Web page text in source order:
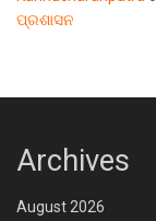
ପ୍ରଶାସନ
Archives
August 2026